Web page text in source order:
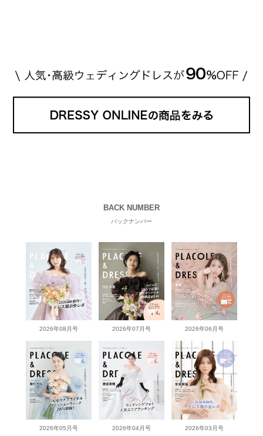
BACK NUMBER
バックナンバー
2026年08月号 2026年07月号 2026年06月号
2026年05月号 2026年04月号 2026年03月号